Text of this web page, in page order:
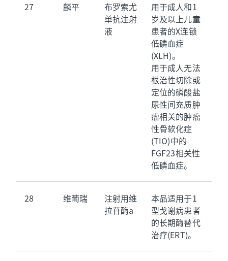
27 麟平
布罗索尤
单抗注射
液
用于成人和1
岁及以上儿童
患者的X连锁
低磷血症
(XLH)。
用于成人无法
根治性切除或
定位的磷酸盐
尿性间充质肿
瘤相关的肿瘤
性骨软化症
(TIO)中的
FGF23相关性
低磷血症。
28 维葡瑞
注射用维
拉苷酶a
本品适用于1
型戈谢病患者
的长期酶替代
治疗(ERT)。